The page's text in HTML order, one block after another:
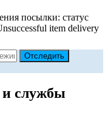
посылки: статус
item delivery
и службы